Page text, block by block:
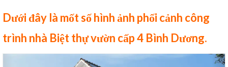
Dưới đây là mốt số hình ảnh phối cảnh công
trình nhà Biệt thự vườn cấp 4 Bình Dương.